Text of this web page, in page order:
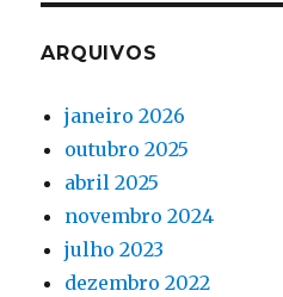
ARQUIVOS
janeiro 2026
outubro 2025
abril 2025
novembro 2024
julho 2023
dezembro 2022